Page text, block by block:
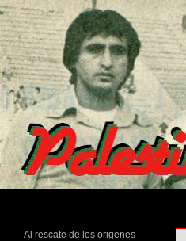
Saltar
al
contenido
Al rescate de los origenes